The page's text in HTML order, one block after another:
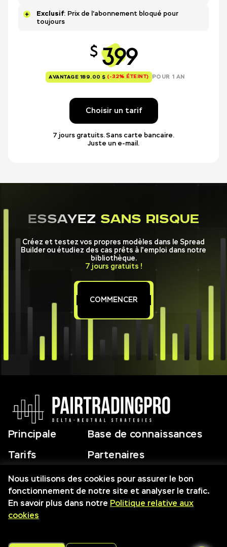
Exclusif: Prix de l'abonnement bloqué pour
toujours
$ 399
AVANTAGE 189.00 $ (-32% ÉTEINT) POUR 1 AN
Choisir un tarif
7 jours gratuits. Sans carte bancaire.
Juste un e-mail.
ESSAYEZ SANS RISQUE
Créez et testez vos propres modèles dans le Spread
Builder ou étudiez des cas prêts à l'emploi dans notre
bibliothèque.
7 jours gratuits !
COMMENCER
Principale
Tarifs
Screeners
Base de connaissances
Partenaires
Relations
© 2026 Droits d'auteur par Pair Trading Pro. Tous Droits Réservés.
Nous utilisons des cookies pour assurer le bon
fonctionnement de notre site et analyser le trafic.
En savoir plus dans notre Politique relative aux
cookies